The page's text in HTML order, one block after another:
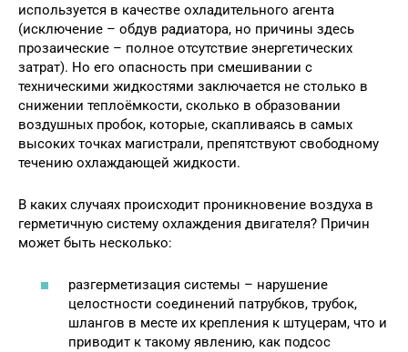
используется в качестве охладительного агента
(исключение – обдув радиатора, но причины здесь
прозаические – полное отсутствие энергетических
затрат). Но его опасность при смешивании с
техническими жидкостями заключается не столько в
снижении теплоёмкости, сколько в образовании
воздушных пробок, которые, скапливаясь в самых
высоких точках магистрали, препятствуют свободному
течению охлаждающей жидкости.
В каких случаях происходит проникновение воздуха в
герметичную систему охлаждения двигателя? Причин
может быть несколько:
разгерметизация системы – нарушение
целостности соединений патрубков, трубок,
шлангов в месте их крепления к штуцерам, что и
приводит к такому явлению, как подсос